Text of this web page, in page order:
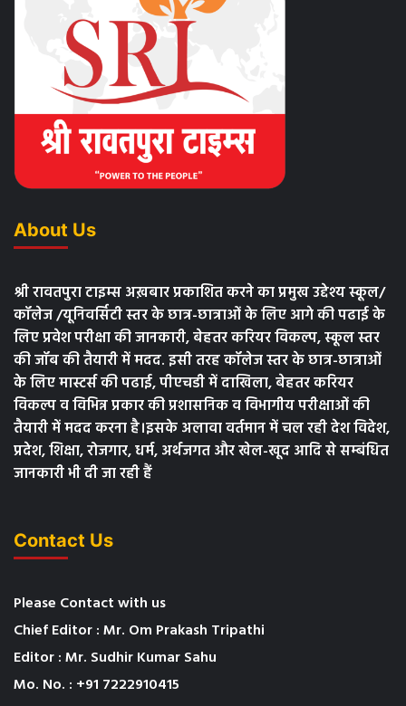
About Us
श्री रावतपुरा टाइम्स अख़बार प्रकाशित करने का प्रमुख उद्देश्य स्कूल/
कॉलेज /यूनिवर्सिटी स्तर के छात्र-छात्राओं के लिए आगे की पढाई के
लिए प्रवेश परीक्षा की जानकारी, बेहतर करियर विकल्प, स्कूल स्तर
की जॉब की तैयारी में मदद. इसी तरह कॉलेज स्तर के छात्र-छात्राओं
के लिए मास्टर्स की पढाई, पीएचडी में दाखिला, बेहतर करियर
विकल्प व विभिन्न प्रकार की प्रशासनिक व विभागीय परीक्षाओं की
तैयारी में मदद करना है।इसके अलावा वर्तमान में चल रही देश विदेश,
प्रदेश, शिक्षा, रोजगार, धर्म, अर्थजगत और खेल-खूद आदि से सम्बंधित
जानकारी भी दी जा रही हैं
Contact Us
Please Contact with us
Chief Editor : Mr. Om Prakash Tripathi
Editor : Mr. Sudhir Kumar Sahu
Mo. No. : +91 7222910415